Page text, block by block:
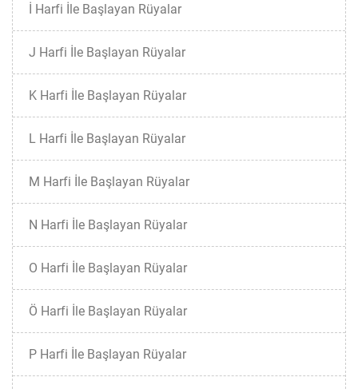
İ Harfi İle Başlayan Rüyalar
J Harfi İle Başlayan Rüyalar
K Harfi İle Başlayan Rüyalar
L Harfi İle Başlayan Rüyalar
M Harfi İle Başlayan Rüyalar
N Harfi İle Başlayan Rüyalar
O Harfi İle Başlayan Rüyalar
Ö Harfi İle Başlayan Rüyalar
P Harfi İle Başlayan Rüyalar